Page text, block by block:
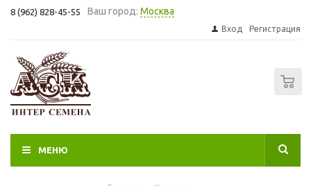
8 (962) 828-45-55 Ваш город: Москва
Вход Регистрация
МЕНЮ